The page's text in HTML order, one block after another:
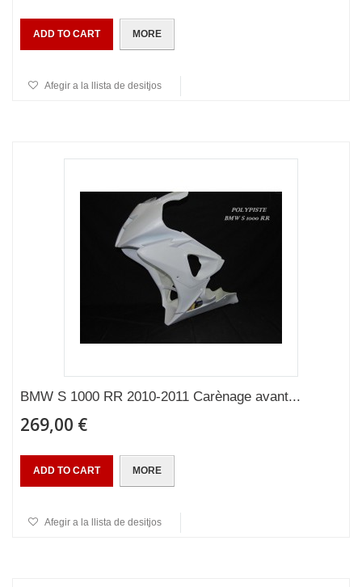
ADD TO CART MORE
Afegir a la llista de desitjos
BMW S 1000 RR 2010-2011 Carènage avant...
269,00 €
ADD TO CART MORE
Afegir a la llista de desitjos